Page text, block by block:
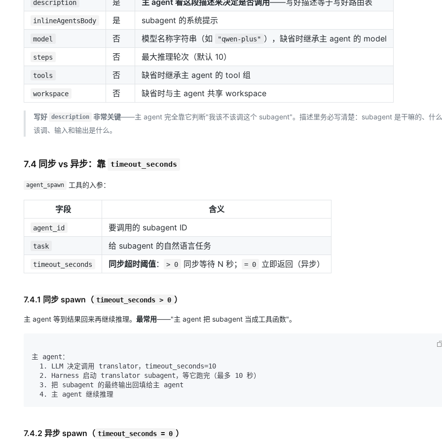
description
inlineAgentsBody 是 subagent 的系统提示
model 否 模型名称字符串（如 "qwen-plus" ），缺省时继承主 agent 的 model
steps 否 最大推理轮次（默认 10）
tools 否 缺省时继承主 agent 的 tool 组
workspace 否 缺省时与主 agent 共享 workspace
写好 description 非常关键——主 agent 完全靠它判断"我该不该调这个 subagent"。描述里务必写清楚：subagent 是干嘛的、什
该调、输入和输出是什么。
7.4 同步 vs 异步：靠 timeout_seconds
agent_spawn 工具的入参：
字段 含义
agent_id 要调用的 subagent ID
task 给 subagent 的自然语言任务
timeout_seconds 同步超时阈值： > 0 同步等待 N 秒； = 0 立即返回（异步）
7.4.1 同步 spawn（ timeout_seconds > 0 ）
主 agent 等到结果回来再继续推理。 最常用——"主 agent 把 subagent 当成工具函数"。
主 agent：
7.4.2 异步 spawn（ timeout_seconds = 0 ）